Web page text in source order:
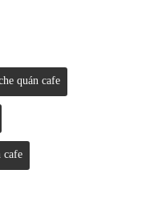
quán cafe
cafe